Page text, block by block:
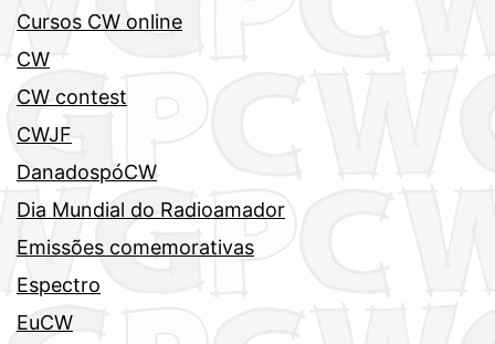
Cursos CW online
CW
CW contest
CWJF
DanadospóCW
Dia Mundial do Radioamador
Emissões comemorativas
Espectro
EuCW